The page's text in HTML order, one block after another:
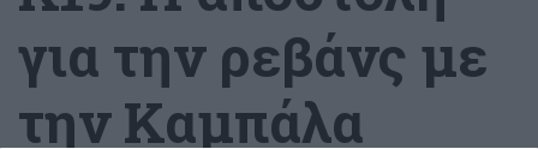
για την ρεβάνς με
την Καμπάλα